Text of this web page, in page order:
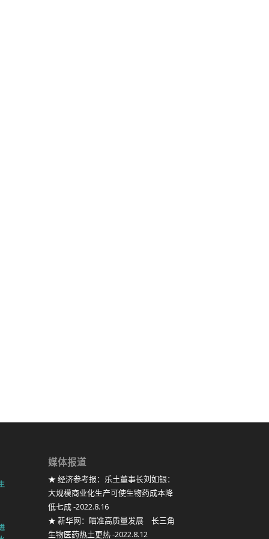
媒体报道
★ 经济参考报：乐土董事长刘如银：
大规模商业化生产可使生物药成本降
低七成 -2022.8.16
★ 新华网：瞄准高质量发展 长三角
生物医药热土更热 -2022.8.12